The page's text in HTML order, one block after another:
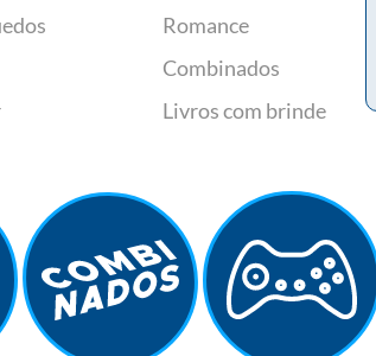
Romance
Combinados
Livros com brinde